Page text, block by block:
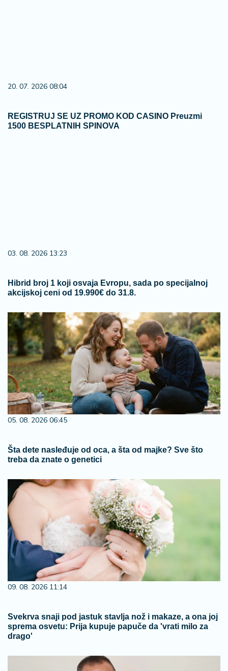
20. 07. 2026 08:04
REGISTRUJ SE UZ PROMO KOD CASINO Preuzmi
1500 BESPLATNIH SPINOVA
03. 08. 2026 13:23
Hibrid broj 1 koji osvaja Evropu, sada po specijalnoj
akcijskoj ceni od 19.990€ do 31.8.
05. 08. 2026 06:45
Šta dete nasleđuje od oca, a šta od majke? Sve što
treba da znate o genetici
09. 08. 2026 11:14
Svekrva snaji pod jastuk stavlja nož i makaze, a ona joj
sprema osvetu: Prija kupuje papuče da 'vrati milo za
drago'